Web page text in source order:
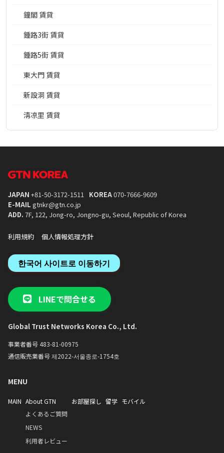
鐘閣 賃貸
鍾路3街 賃貸
鍾路5街 賃貸
東大門 賃貸
新設洞 賃貸
淸凉里 賃貸
JAPAN +81-50-3172-1511 KOREA070-7666-9609
E-MAIL gtnkr@gtn.co.jp
ADD. 7F, 122, Jong-ro, Jongno-gu, Seoul, Republic of Korea
利用規約 個人情報処理方針
한국어 사이트로 이동하기
LINEで問合せる
Global Trust Networks Korea Co., Ltd.
事業者番号 483-81-00975
通信販売業番号 제2022-서울종로-1754호
MENU
MAIN About GTN
よくあるご質問
NEWS
利用者レビュー
お部屋探し 留学 モバイル